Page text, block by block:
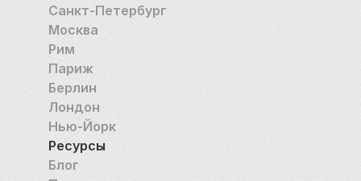
Санкт-Петербург
Москва
Рим
Париж
Берлин
Лондон
Нью-Йорк
Ресурсы
Блог